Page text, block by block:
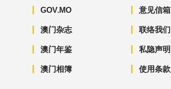
GOV.MO
澳门杂志
澳门年鉴
澳门相簿
意见信箱
联络我们
私隐声明
使用条款